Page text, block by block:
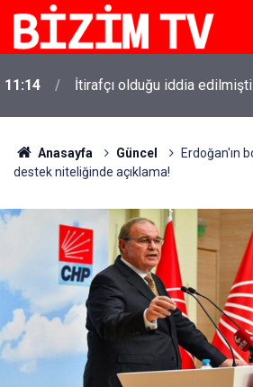
11:14 İtirafçı olduğu iddia
Anasayfa Güncel
Erdoğan'ın
destek niteliğinde açıklama!